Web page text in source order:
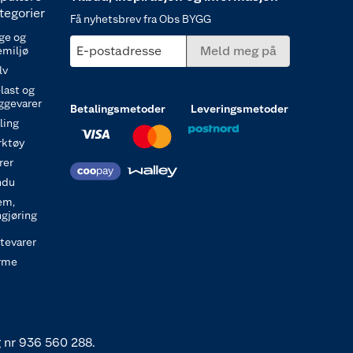
og
og
Få nyhetsbrev fra Obs BYGG
E-postadresse Meld meg på
Betalingsmetoder Leveringsmetoder
nr 936 560 288.